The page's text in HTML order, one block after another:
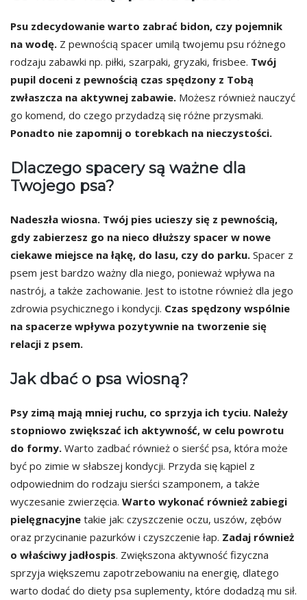
Psu zdecydowanie warto zabrać bidon, czy pojemnik
na wodę. Z pewnością spacer umilą twojemu psu różnego
rodzaju zabawki np. piłki, szarpaki, gryzaki, frisbee. Twój
pupil doceni z pewnością czas spędzony z Tobą
zwłaszcza na aktywnej zabawie. Możesz również nauczyć
go komend, do czego przydadzą się różne przysmaki.
Ponadto nie zapomnij o torebkach na nieczystości.
Dlaczego spacery są ważne dla
Twojego psa?
Nadeszła wiosna. Twój pies ucieszy się z pewnością,
gdy zabierzesz go na nieco dłuższy spacer w nowe
ciekawe miejsce na łąkę, do lasu, czy do parku. Spacer z
psem jest bardzo ważny dla niego, ponieważ wpływa na
nastrój, a także zachowanie. Jest to istotne również dla jego
zdrowia psychicznego i kondycji. Czas spędzony wspólnie
na spacerze wpływa pozytywnie na tworzenie się
relacji z psem.
Jak dbać o psa wiosną?
Psy zimą mają mniej ruchu, co sprzyja ich tyciu. Należy
stopniowo zwiększać ich aktywność, w celu powrotu
do formy. Warto zadbać również o sierść psa, która może
być po zimie w słabszej kondycji. Przyda się kąpiel z
odpowiednim do rodzaju sierści szamponem, a także
wyczesanie zwierzęcia. Warto wykonać również zabiegi
pielęgnacyjne takie jak: czyszczenie oczu, uszów, zębów
oraz przycinanie pazurków i czyszczenie łap. Zadaj również
o właściwy jadłospis. Zwiększona aktywność fizyczna
sprzyja większemu zapotrzebowaniu na energię, dlatego
warto dodać do diety psa suplementy, które dodadzą mu sił.